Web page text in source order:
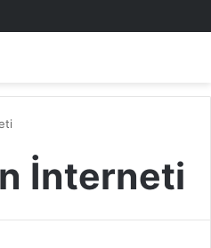
İnterneti